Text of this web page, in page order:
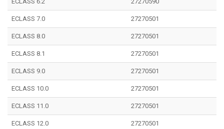
ECLASS 7.0 27270501
ECLASS 8.0 27270501
ECLASS 8.1 27270501
ECLASS 9.0 27270501
ECLASS 10.0 27270501
ECLASS 11.0 27270501
ECLASS 12.0 27270501